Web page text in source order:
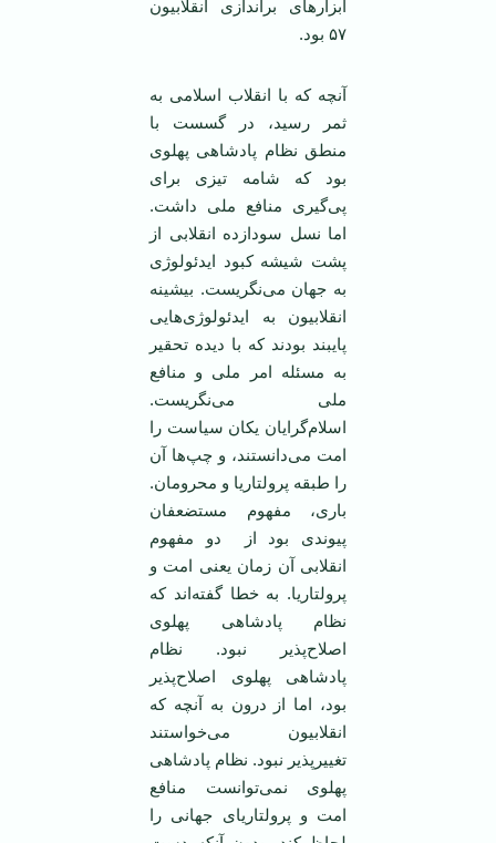
ابزارهای براندازی انقلابیون
۵۷ بود.
آنچه که با انقلاب اسلامی به
ثمر رسید، در گسست با
منطق نظام پادشاهی پهلوی
بود که شامه تیزی برای
پی‌گیری منافع ملی داشت.
اما نسل سودازده انقلابی از
پشت شیشه کبود ایدئولوژی
به جهان می‌نگریست. بیشینه
انقلابیون به ایدئولوژی‌هایی
پایبند بودند که با دیده تحقیر
به مسئله امر ملی و منافع
ملی می‌نگریست.
اسلام‌گرایان یکان سیاست را
امت می‌دانستند، و چپ‌ها آن
را طبقه پرولتاریا و محرومان.
باری، مفهوم مستضعفان
پیوندی بود از دو مفهوم
انقلابی آن زمان یعنی امت و
پرولتاریا. به خطا گفته‌اند که
نظام پادشاهی پهلوی
اصلاح‌پذیر نبود. نظام
پادشاهی پهلوی اصلاح‌پذیر
بود، اما از درون به آنچه که
انقلابیون می‌خواستند
تغییر‌پذیر نبود. نظام پادشاهی
پهلوی نمی‌توانست منافع
امت و پرولتاریای جهانی را